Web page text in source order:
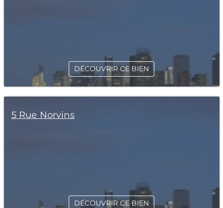
DÉCOUVRIR CE BIEN
5 Rue Norvins
DÉCOUVRIR CE BIEN